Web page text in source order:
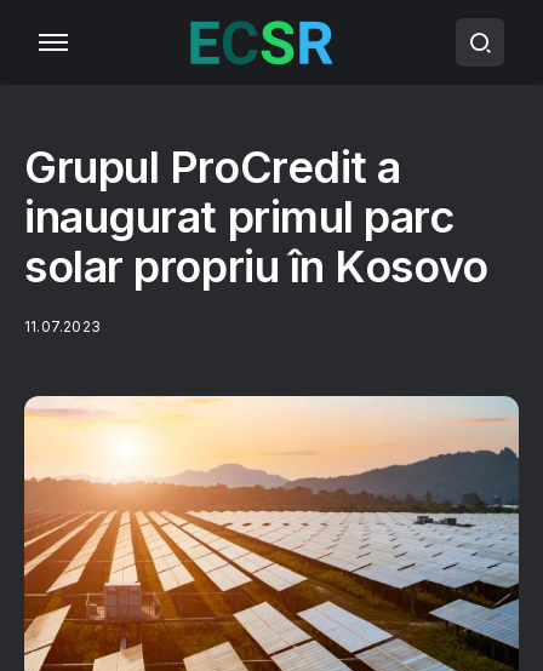
Grupul ProCredit a
inaugurat primul parc
solar propriu în Kosovo
11.07.2023